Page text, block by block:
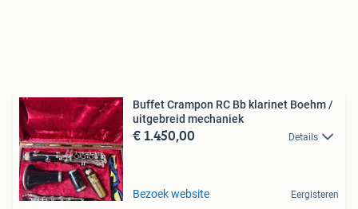
Buffet Crampon RC Bb klarinet Boehm /
uitgebreid mechaniek
€ 1.450,00 Details
Bezoek website Eergisteren